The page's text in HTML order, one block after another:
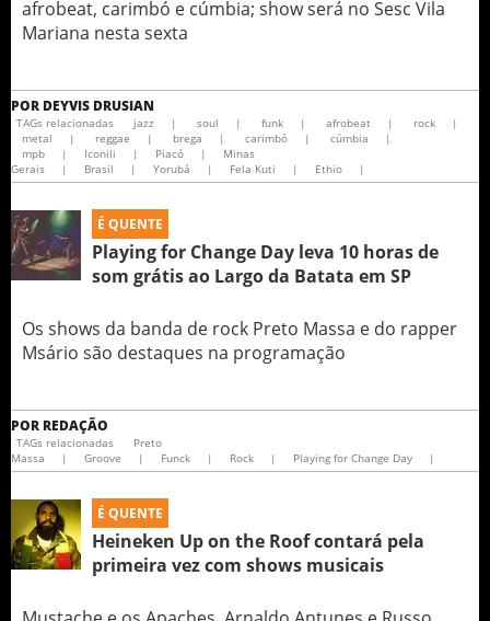
afrobeat, carimbó e cúmbia; show será no Sesc Vila
Mariana nesta sexta
POR DEYVIS DRUSIAN
TAGs relacionadas jazz | soul | funk | afrobeat | rock
|
metal
| reggae | brega | carimbó | cúmbia
|
mpb
| Iconili | Piacó |
Minas
Gerais
| Brasil | Yorubá | Fela Kuti | Ethio |
É QUENTE
Playing for Change Day leva 10 horas de
som grátis ao Largo da Batata em SP
Os shows da banda de rock Preto Massa e do rapper
Msário são destaques na programação
POR REDAÇÃO
TAGs relacionadas
Preto
Massa
| Groove | Funck | Rock | Playing for Change Day |
É QUENTE
Heineken Up on the Roof contará pela
primeira vez com shows musicais